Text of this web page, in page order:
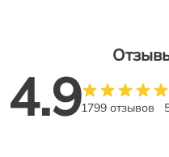
4.91799 отзывов